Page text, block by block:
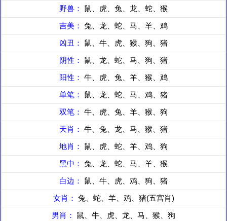
野兽： 鼠、虎、兔、龙、蛇、猴
吉美： 兔、龙、蛇、马、羊、鸡
凶丑： 鼠、牛、虎、猴、狗、猪
阴性： 鼠、龙、蛇、马、狗、猪
阳性： 牛、虎、兔、羊、猴、鸡
单笔： 鼠、龙、蛇、马、鸡、猪
双笔： 牛、虎、兔、羊、猴、狗
天肖： 牛、兔、龙、马、猴、猪
地肖： 鼠、虎、蛇、羊、鸡、狗
黑中： 兔、龙、蛇、马、羊、猴
白边： 鼠、牛、虎、鸡、狗、猪
女肖： 兔、蛇、羊、鸡、猪(五宫肖)
男肖： 鼠、牛、虎、龙、马、猴、狗